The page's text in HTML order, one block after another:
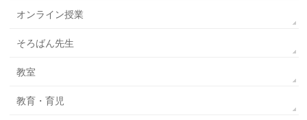
オンライン授業
そろばん先生
教室
教育・育児